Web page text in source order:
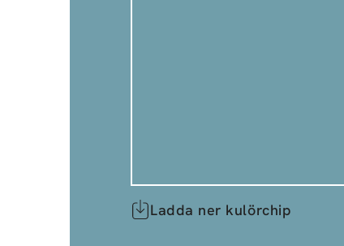
Ladda ner kulörchip